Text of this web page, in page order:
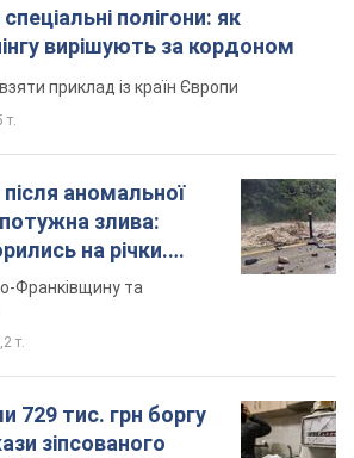
полігони: як
вирішують за кордоном
приклад із країн Європи
т.
аномальної
злива:
на річки.
Франківщину та
т.
729 тис. грн боргу
зіпсованого